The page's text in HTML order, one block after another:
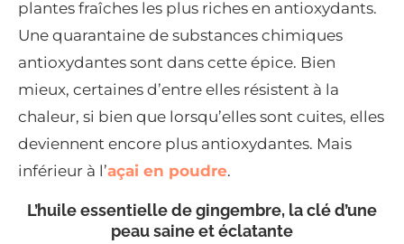
plantes fraîches les plus riches en antioxydants.
Une quarantaine de substances chimiques
antioxydantes sont dans cette épice. Bien
mieux, certaines d’entre elles résistent à la
chaleur, si bien que lorsqu’elles sont cuites, elles
deviennent encore plus antioxydantes. Mais
inférieur à l’açai en poudre.
L’huile essentielle de gingembre, la clé d’une
peau saine et éclatante